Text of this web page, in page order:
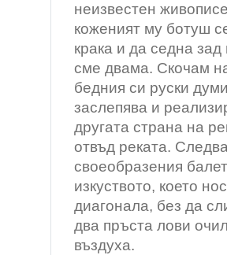
неизвестен
коженият му ботуш
крака и да седна
сме двама. Скочам
бедния си руски
заслепява и
другата страна на
отвъд реката.
своеобразения
изкуството, което
диагонала, без да
два пръста лови
въздуха.